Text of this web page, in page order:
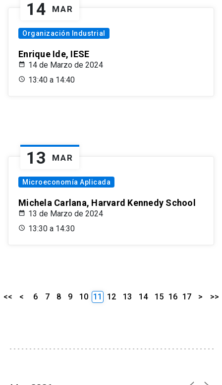
14 MAR
Organización Industrial
Enrique Ide, IESE
14 de Marzo de 2024
13:40 a 14:40
13 MAR
Microeconomía Aplicada
Michela Carlana, Harvard Kennedy School
13 de Marzo de 2024
13:30 a 14:30
<< < 6 7 8 9 10 11 12 13 14 15 16 17 > >>